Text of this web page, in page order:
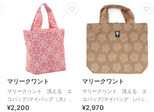
マリークワント
マリークヮント 洗える エ
コバッグ/マイバッグ（大）
【MARY QUANT】
¥2,200
マリークワント
マリークヮント 洗える エ
コバッグ/マイバッグ （パッケ
ージ入り） 【MARY
¥2,970